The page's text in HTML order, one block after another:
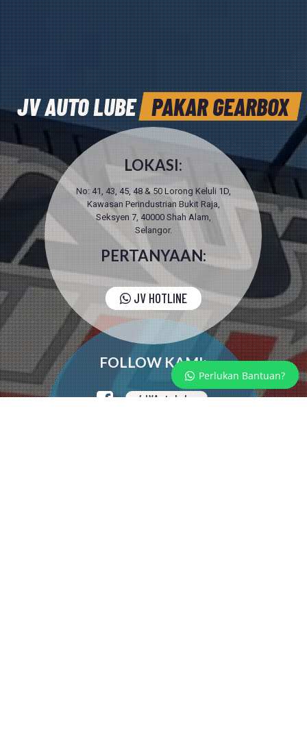
FOLLOW KAMI:
/JVAutoLube
PAKAR GEARBOX
JV AUTO LUBE
JV HOTLINE
PERTANYAAN:
No: 41, 43, 45, 48 & 50 Lorong Keluli 1D,
Kawasan Perindustrian Bukit Raja,
Seksyen 7, 40000 Shah Alam,
Selangor.
LOKASI:
Perlukan Bantuan?